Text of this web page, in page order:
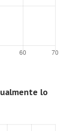
lo